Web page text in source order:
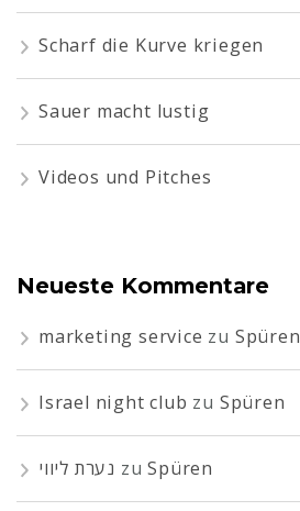
Scharf die Kurve kriegen
Sauer macht lustig
Videos und Pitches
Neueste Kommentare
marketing service zu Spüren
Israel night club zu Spüren
נערת ליווי zuSpüren